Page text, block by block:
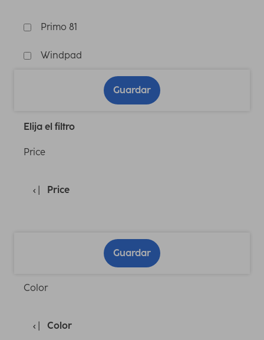
Primo 81
Windpad
Guardar
Elija el filtro
Price
Price
Guardar
Color
Color